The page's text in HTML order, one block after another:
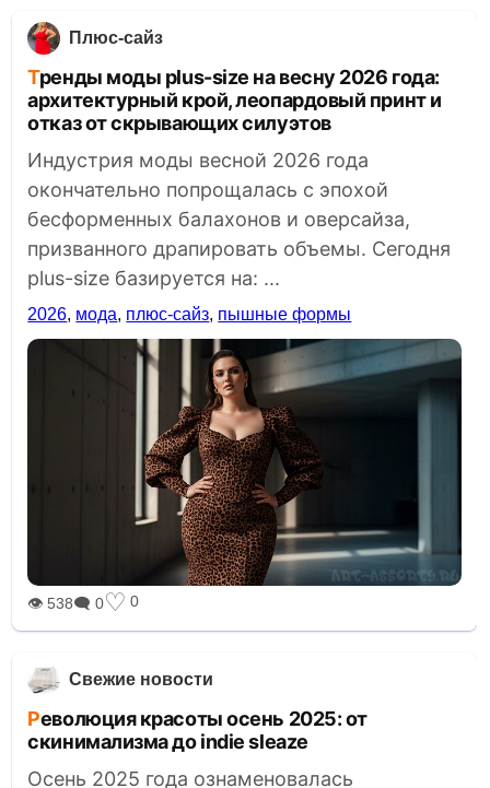
Плюс-сайз
Тренды моды plus-size на весну 2026 года:
архитектурный крой, леопардовый принт и
отказ от скрывающих силуэтов
Индустрия моды весной 2026 года
окончательно попрощалась с эпохой
бесформенных балахонов и оверсайза,
призванного драпировать объемы. Сегодня
plus-size базируется на: ...
2026, мода, плюс-сайз, пышные формы
👁 538🗨 0♡ 0
Свежие новости
Революция красоты осень 2025: от
скинимализма до indie sleaze
Осень 2025 года ознаменовалась